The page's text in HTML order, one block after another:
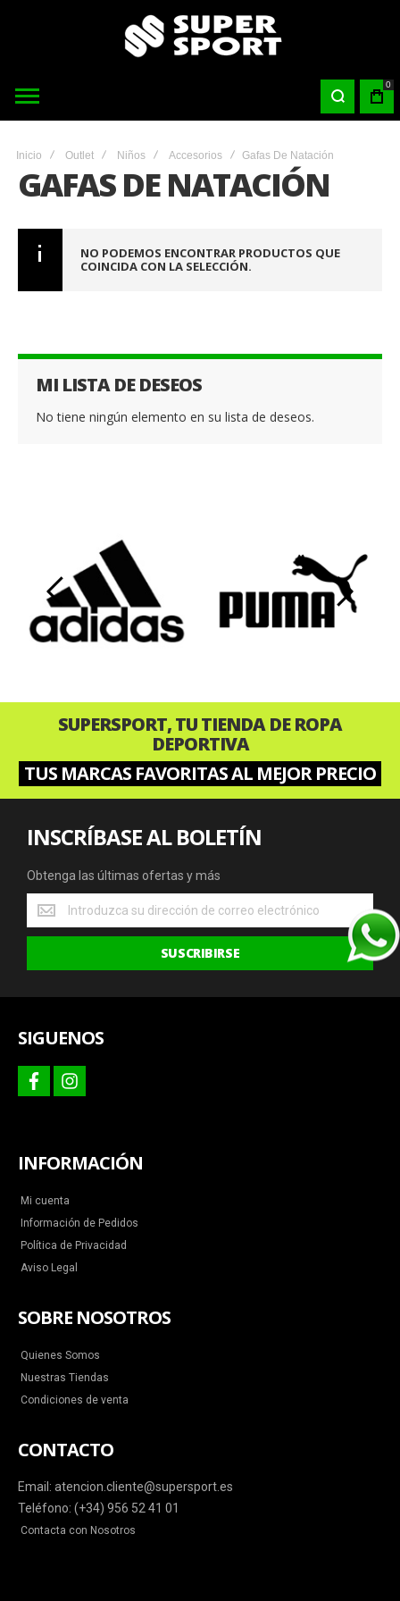
0
Inicio Outlet Niños Accesorios Gafas De Natación
GAFAS DE NATACIÓN
NO PODEMOS ENCONTRAR PRODUCTOS QUE
COINCIDA CON LA SELECCIÓN.
MI LISTA DE DESEOS
No tiene ningún elemento en su lista de deseos.
‹ ›
SUPERSPORT, TU TIENDA DE ROPA
DEPORTIVA
TUS MARCAS FAVORITAS AL MEJOR PRECIO
INSCRÍBASE AL BOLETÍN
Obtenga las últimas ofertas y más
Obtenga
las
últimas
y
SUSCRIBIRSE
SIGUENOS
facebookinstagram
INFORMACIÓN
Mi cuenta
Información de Pedidos
Política de Privacidad
Aviso Legal
SOBRE NOSOTROS
Quienes Somos
Nuestras Tiendas
Condiciones de venta
CONTACTO
Email: atencion.cliente@supersport.es
Teléfono: (+34) 956 52 41 01
Contacta con Nosotros